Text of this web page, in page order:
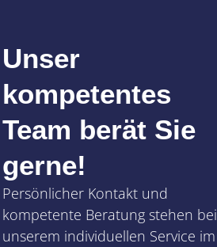
Unser
kompetentes
Team berät Sie
gerne!
Persönlicher Kontakt und
kompetente Beratung stehen bei
unserem individuellen Service im